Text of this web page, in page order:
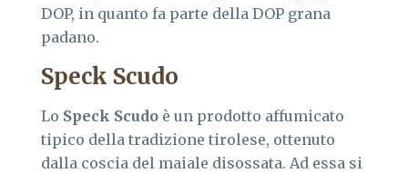
DOP, in quanto fa parte della DOP grana
padano.
Speck Scudo
Lo Speck Scudo è un prodotto affumicato
tipico della tradizione tirolese, ottenuto
dalla coscia del maiale disossata. Ad essa si